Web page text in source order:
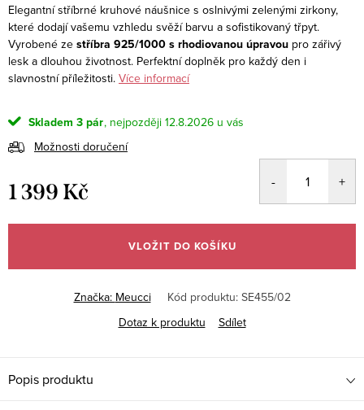
Elegantní stříbrné kruhové náušnice s oslnivými zelenými zirkony,
které dodají vašemu vzhledu svěží barvu a sofistikovaný třpyt.
Vyrobené ze stříbra 925/1000 s rhodiovanou úpravou pro zářivý
lesk a dlouhou životnost. Perfektní doplněk pro každý den i
slavnostní příležitosti. Více informací
Skladem 3 pár
12.8.2026
Možnosti doručení
1 399 Kč
cena:
VLOŽIT DO KOŠÍKU
Značka: Meucci Kód produktu: SE455/02
Dotaz k produktu
Sdílet
Popis produktu